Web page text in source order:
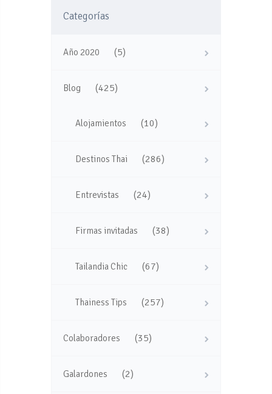
Categorías
Año 2020 (5)
Blog (425)
Alojamientos (10)
Destinos Thai (286)
Entrevistas (24)
Firmas invitadas (38)
Tailandia Chic (67)
Thainess Tips (257)
Colaboradores (35)
Galardones (2)